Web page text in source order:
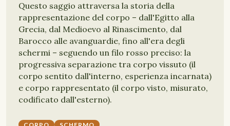
Questo saggio attraversa la storia della
rappresentazione del corpo – dall'Egitto alla
Grecia, dal Medioevo al Rinascimento, dal
Barocco alle avanguardie, fino all'era degli
schermi – seguendo un filo rosso preciso: la
progressiva separazione tra corpo vissuto (il
corpo sentito dall'interno, esperienza incarnata)
e corpo rappresentato (il corpo visto, misurato,
codificato dall'esterno).